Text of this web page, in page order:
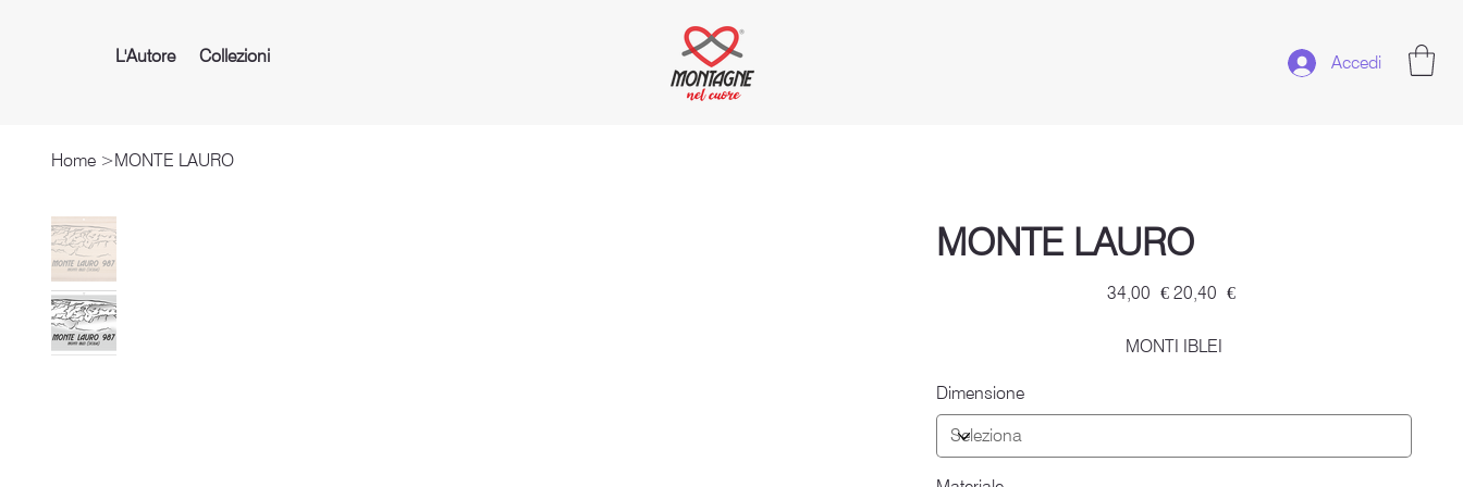
L'Autore Collezioni Accedi
Home >MONTE LAURO
MONTE LAURO
Prezzo
originale
34,00 € Prezzo
scontato
20,40 €
MONTI IBLEI
Dimensione